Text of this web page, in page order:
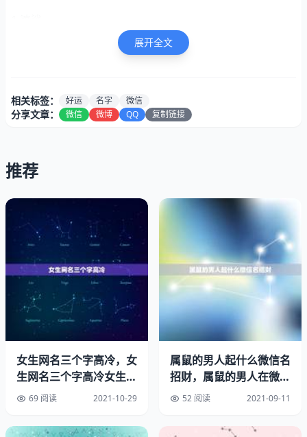
3.响遏行云改变运气的微信名字。
展开全文
相关标签： 好运 名字 微信
分享文章： 微信 微博 QQ 复制链接
推荐
女生网名三个字高冷，女
生网名三个字高冷女生网
名英文
69 阅读 2021-10-29
属鼠的男人起什么微信名
招财，属鼠的男人在微信
适合用什么名号
52 阅读 2021-09-11